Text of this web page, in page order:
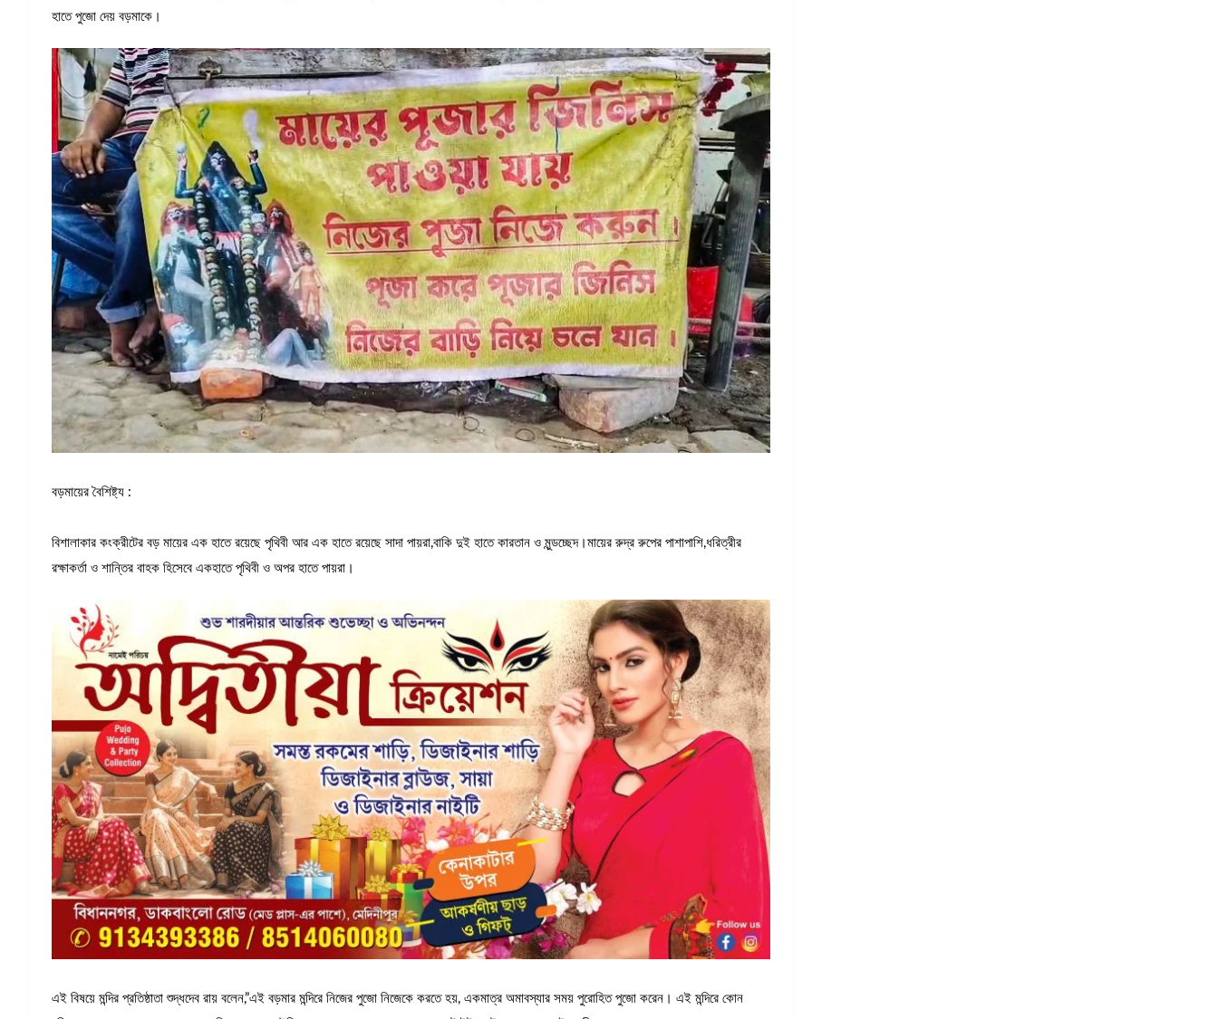
হাতে পুজো দেয় বড়মাকে।
বড়মায়ের বৈশিষ্ট্য :
বিশালাকার কংক্রীটের বড় মায়ের এক হাতে রয়েছে পৃথিবী আর এক হাতে রয়েছে সাদা পায়রা,বাকি দুই হাতে কারতান ও মুন্ডচ্ছেদ।মায়ের রুদ্র রুপের পাশাপাশি,ধরিত্রীর
রক্ষাকর্তা ও শান্তির বাহক হিসেবে একহাতে পৃথিবী ও অপর হাতে পায়রা।
এই বিষয়ে মন্দির প্রতিষ্ঠাতা শুদ্ধদেব রায় বলেন,”এই বড়মার মন্দিরে নিজের পুজো নিজেকে করতে হয়, একমাত্র অমাবস্যার সময় পুরোহিত পুজো করেন। এই মন্দিরে কোন